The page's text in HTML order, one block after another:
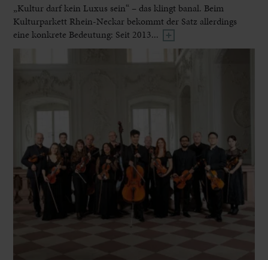
„Kultur darf kein Luxus sein“ – das klingt banal. Beim
Kulturparkett Rhein-Neckar bekommt der Satz allerdings
eine konkrete Bedeutung: Seit 2013...